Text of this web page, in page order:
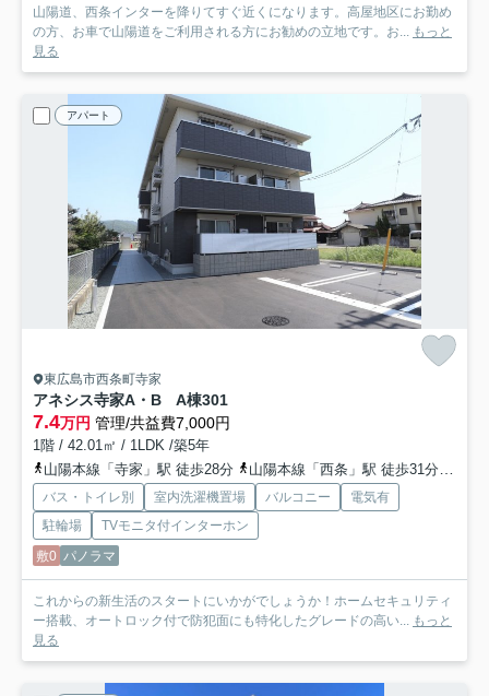
山陽道、西条インターを降りてすぐ近くになります。高屋地区にお勤め
の方、お車で山陽道をご利用される方にお勧めの立地です。お...
もっと
見る
アパート
東広島市西条町寺家
アネシス寺家A・B A棟301
7.4万円 管理/共益費7,000円
1階 / 42.01㎡ / 1LDK /築5年
山陽本線「寺家」駅 徒歩28分
山陽本線「西条」駅 徒歩31分
バス・トイレ別 室内洗濯機置場 バルコニー
電気有
駐輪場
TVモニタ付インターホン
敷0 パノラマ
これからの新生活のスタートにいかがでしょうか！ホームセキュリティ
ー搭載、オートロック付で防犯面にも特化したグレードの高い...
もっと
見る